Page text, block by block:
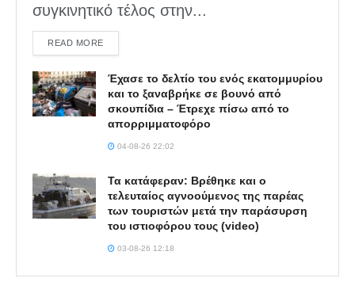
συγκινητικό τέλος στην...
READ MOREDETAILS
Έχασε το δελτίο του ενός εκατομμυρίου
και το ξαναβρήκε σε βουνό από
σκουπίδια – Έτρεχε πίσω από το
απορριμματοφόρο
04-08-26 22:02
Τα κατάφεραν: Βρέθηκε και ο
τελευταίος αγνοούμενος της παρέας
των τουριστών μετά την παράσυρση
του ιστιοφόρου τους (video)
03-08-26 12:18